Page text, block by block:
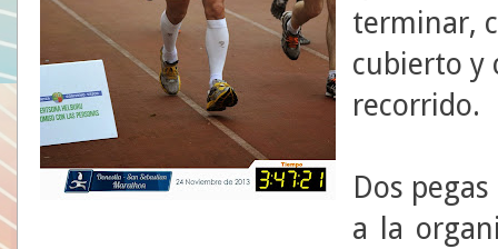
terminar,
cubierto y
recorrido.
Dos
a la